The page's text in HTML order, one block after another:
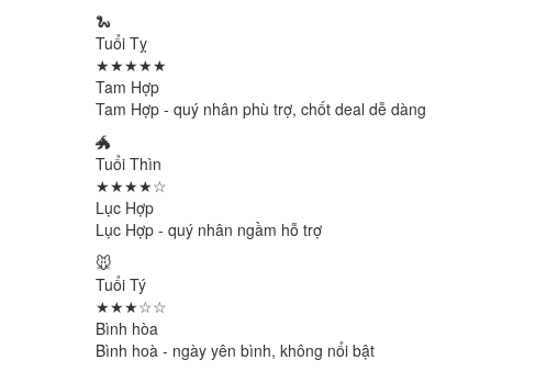
🐍
Tuổi Tỵ
★★★★★
Tam Hợp
Tam Hợp - quý nhân phù trợ, chốt deal dễ dàng
🐲
Tuổi Thìn
★★★★☆
Lục Hợp
Lục Hợp - quý nhân ngầm hỗ trợ
🐭
Tuổi Tý
★★★☆☆
Bình hòa
Bình hoà - ngày yên bình, không nổi bật